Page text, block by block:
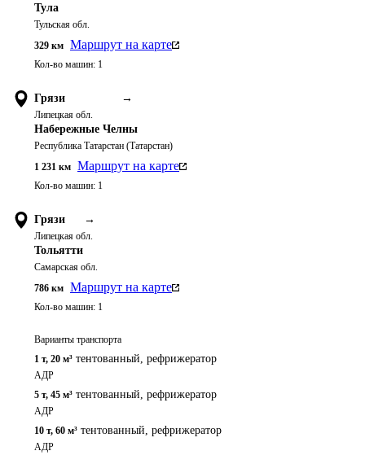
Тула
Тульская обл.
329 км Маршрут на карте
Кол-во машин: 1
Грязи →
Липецкая обл.
Набережные Челны
Республика Татарстан (Татарстан)
1 231 км Маршрут на карте
Кол-во машин: 1
Грязи →
Липецкая обл.
Тольятти
Самарская обл.
786 км Маршрут на карте
Кол-во машин: 1
Варианты транспорта
1 т, 20 м³ тентованный, рефрижератор
АДР
5 т, 45 м³ тентованный, рефрижератор
АДР
10 т, 60 м³ тентованный, рефрижератор
АДР